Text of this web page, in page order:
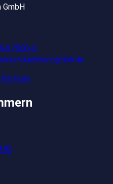
7900-0
duelmen-gmbh.de